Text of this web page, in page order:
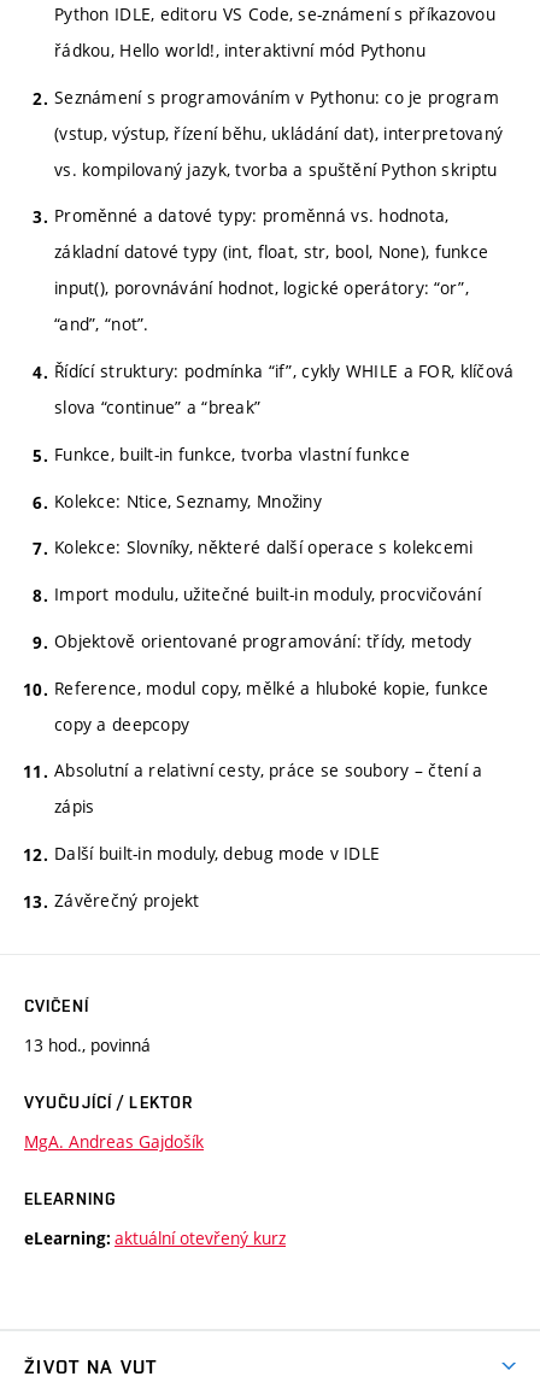
Python IDLE, editoru VS Code, se-známení s příkazovou
řádkou, Hello world!, interaktivní mód Pythonu
Seznámení s programováním v Pythonu: co je program
(vstup, výstup, řízení běhu, ukládání dat), interpretovaný
vs. kompilovaný jazyk, tvorba a spuštění Python skriptu
Proměnné a datové typy: proměnná vs. hodnota,
základní datové typy (int, float, str, bool, None), funkce
input(), porovnávání hodnot, logické operátory: “or”,
“and”, “not”.
Řídící struktury: podmínka “if”, cykly WHILE a FOR, klíčová
slova “continue” a “break”
Funkce, built-in funkce, tvorba vlastní funkce
Kolekce: Ntice, Seznamy, Množiny
Kolekce: Slovníky, některé další operace s kolekcemi
Import modulu, užitečné built-in moduly, procvičování
Objektově orientované programování: třídy, metody
Reference, modul copy, mělké a hluboké kopie, funkce
copy a deepcopy
Absolutní a relativní cesty, práce se soubory – čtení a
zápis
Další built-in moduly, debug mode v IDLE
Závěrečný projekt
CVIČENÍ
13 hod., povinná
VYUČUJÍCÍ / LEKTOR
MgA. Andreas Gajdošík
ELEARNING
eLearning: aktuální otevřený kurz
ŽIVOT NA VUT